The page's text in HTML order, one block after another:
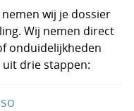
wij je dossier
Wij nemen direct
onduidelijkheden
drie stappen: